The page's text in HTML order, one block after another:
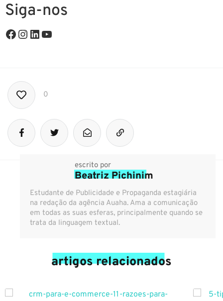
Siga-nos
0
escrito por
Beatriz Pichinim
Estudante de Publicidade e Propaganda estagiária
na redação da agência Auaha. Ama a comunicação
em todas as suas esferas, principalmente quando se
trata da linguagem textual.
artigos relacionados